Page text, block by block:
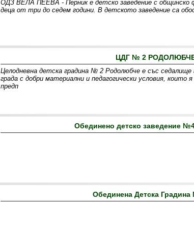
ОДЗ ВЕЛА ПЕЕВА - Перник е детско заведение с общинско
деца от три до седем години. В детското заведение са
ЦДГ № 2
Целодневна детска градина № 2 Родолюбче е със
града с добри материални и педагогически условия,
предп
Обединено детско заведение
Обединена Детска Градина